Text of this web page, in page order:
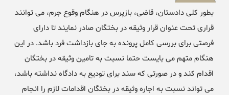
بطور کلی دادستان، قاضی، بازپرس در هنگام وقوع جرم، می توانند
قراری تحت عنوان قرار وثیقه در بختگان صادر نمایند تا دارای
فرصتی برای بررسی کامل پرونده به جای بازداشت فرد باشد. در این
هنگام متهم می بایست حتما نسبت به تامین وثیقه در بختگان
اقدام کند و در صورتی که سند برای تودیع به دادگاه نداشته باشد،
می تواند نسبت به اجاره وثیقه در بختگان اقدامات لازم را انجام